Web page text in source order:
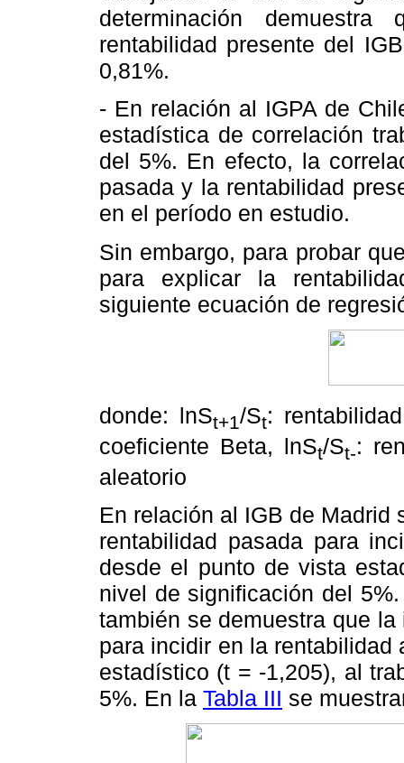
determinación
rentabilidad presente del
0,81%.
- En relación al IGPA de
estadística de correlación
del 5%. En efecto, la
pasada y la rentabilidad
en el período en estudio.
Sin embargo, para probar
para explicar la
siguiente ecuación de
donde: lnSt+1/St:
coeficiente Beta, lnSt/St-:
aleatorio
En relación al IGB de Madrid
rentabilidad pasada para
desde el punto de vista
nivel de significación del
también se demuestra que
para incidir en la
estadístico (t = -1,205), al
5%. En la Tabla III se